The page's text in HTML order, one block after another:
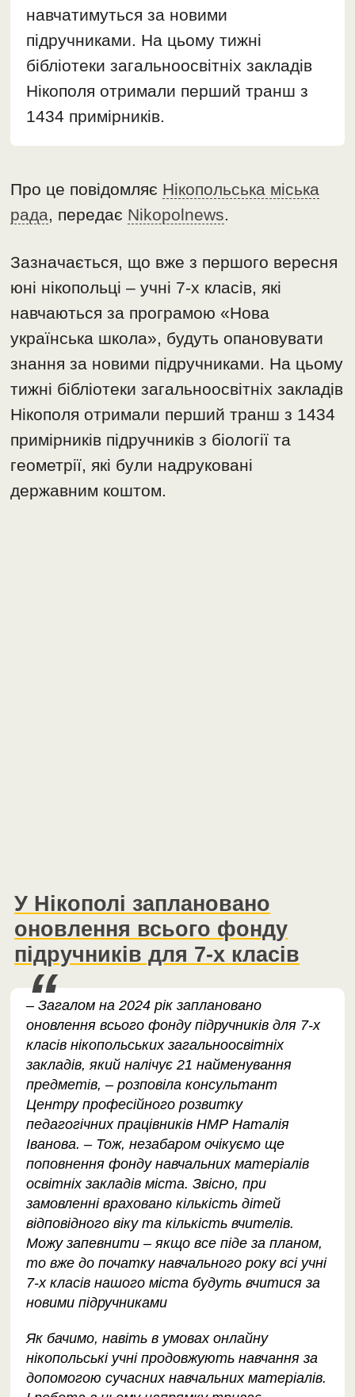
навчатимуться за новими
підручниками. На цьому тижні
бібліотеки загальноосвітніх закладів
Нікополя отримали перший транш з
1434 примірників.
Про це повідомляє Нікопольська міська
рада, передає Nikopolnews.
Зазначається, що вже з першого вересня
юні нікопольці – учні 7-х класів, які
навчаються за програмою «Нова
українська школа», будуть опановувати
знання за новими підручниками. На цьому
тижні бібліотеки загальноосвітніх закладів
Нікополя отримали перший транш з 1434
примірників підручників з біології та
геометрії, які були надруковані
державним коштом.
У Нікополі заплановано
оновлення всього фонду
підручників для 7-х класів
– Загалом на 2024 рік заплановано
оновлення всього фонду підручників для 7-х
класів нікопольських загальноосвітніх
закладів, який налічує 21 найменування
предметів, – розповіла консультант
Центру професійного розвитку
педагогічних працівників НМР Наталія
Іванова. – Тож, незабаром очікуємо ще
поповнення фонду навчальних матеріалів
освітніх закладів міста. Звісно, при
замовленні враховано кількість дітей
відповідного віку та кількість вчителів.
Можу запевнити – якщо все піде за планом,
то вже до початку навчального року всі учні
7-х класів нашого міста будуть вчитися за
новими підручниками
Як бачимо, навіть в умовах онлайну
нікопольські учні продовжують навчання за
допомогою сучасних навчальних матеріалів.